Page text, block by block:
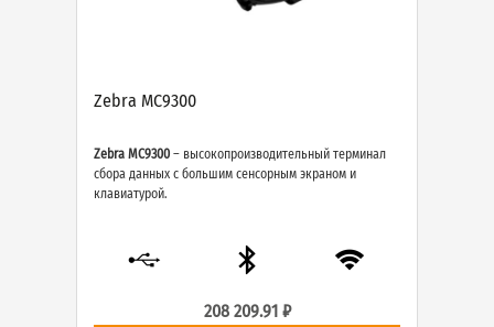
Zebra MC9300
Zebra MC9300 – высокопроизводительный терминал
сбора данных с большим сенсорным экраном и
клавиатурой.
208 209.91 ₽